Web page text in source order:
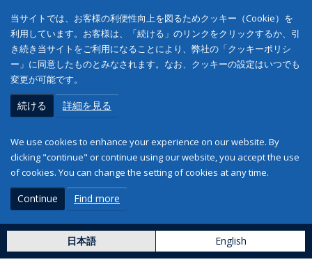
当サイトでは、お客様の利便性向上を図るためクッキー（Cookie）を
利用しています。お客様は、「続ける」のリンクをクリックするか、引
き続き当サイトをご利用になることにより、弊社の「クッキーポリシ
ー」に同意したものとみなされます。なお、クッキーの設定はいつでも
変更が可能です。
続ける 詳細を見る
We use cookies to enhance your experience on our website. By
clicking "continue" or continue using our website, you accept the use
of cookies. You can change the setting of cookies at any time.
Continue Find more
日本語 English